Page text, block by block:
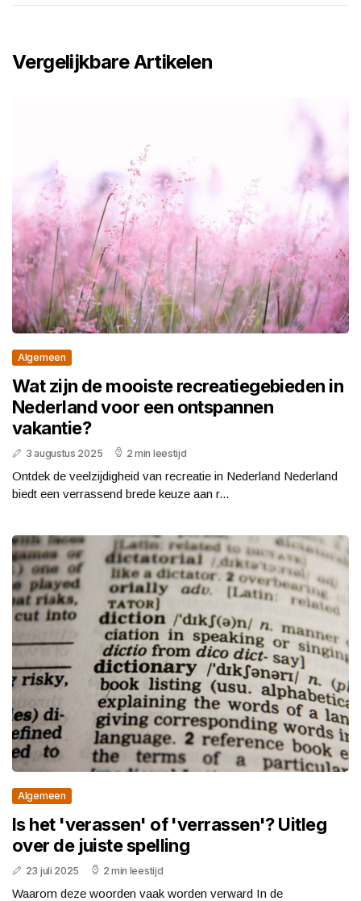
Vergelijkbare Artikelen
Algemeen
Wat zijn de mooiste recreatiegebieden in
Nederland voor een ontspannen
vakantie?
3 augustus 2025 2 min leestijd
Ontdek de veelzijdigheid van recreatie in Nederland Nederland
biedt een verrassend brede keuze aan r...
Algemeen
Is het 'verassen' of 'verrassen'? Uitleg
over de juiste spelling
23 juli 2025 2 min leestijd
Waarom deze woorden vaak worden verward In de